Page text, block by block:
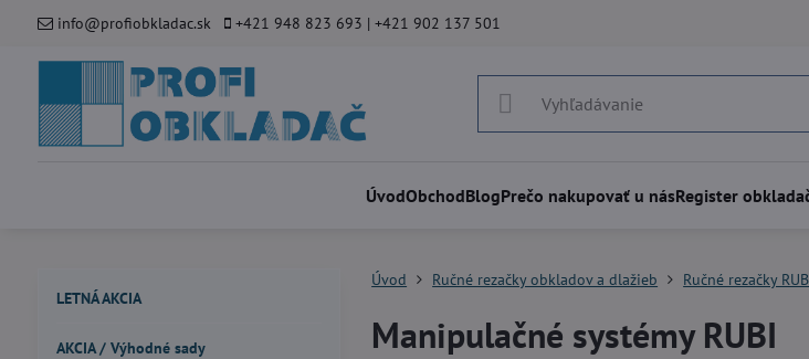
info@profiobkladac.sk +421 948 823 693 | +421 902 137 501
ÚvodObchodBlogPrečo nakupovať u násRegister
Úvod Ručné rezačky obkladov a dlažieb Ručné rezačky
Manipulačné systémy RUBI
LETNÁ AKCIA
AKCIA / Výhodné sady